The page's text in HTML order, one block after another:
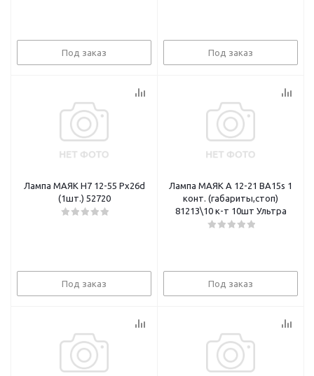
Под заказ Под заказ
Лампа МАЯК H7 12-55 Px26d
(1шт.) 52720
Под заказ
Лампа МАЯК А 12-21 BA15s 1
конт. (габариты,стоп)
81213\10 к-т 10шт Ультра
Под заказ